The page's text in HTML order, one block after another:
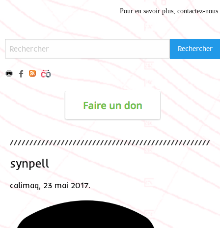
Pour en savoir plus, contactez-nous.
synpell
calimaq, 23 mai 2017.